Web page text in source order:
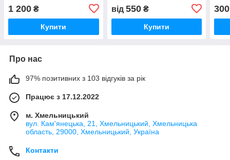
1 200 ₴
Купити
патагонія
від 550₴
Купити
300
Про нас
97% позитивних з 103 відгуків за рік
Працює з 17.12.2022
м. Хмельницький
вул. Кам'янецька, 21, Хмельницький, Хмельницька
область, 29000, Хмельницький, Україна
Контакти